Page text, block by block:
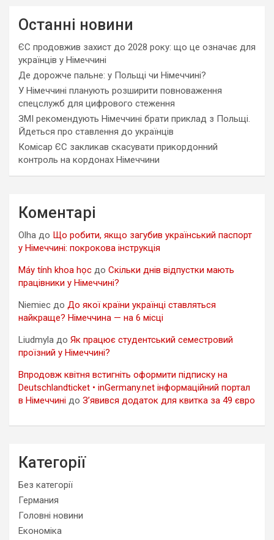
Останні новини
ЄС продовжив захист до 2028 року: що це означає для
українців у Німеччині
Де дорожче пальне: у Польщі чи Німеччині?
У Німеччині планують розширити повноваження
спецслужб для цифрового стеження
ЗМІ рекомендують Німеччині брати приклад з Польщі.
Йдеться про ставлення до українців
Комісар ЄС закликав скасувати прикордонний
контроль на кордонах Німеччини
Коментарі
Olha до Що робити, якщо загубив український паспорт
у Німеччині: покрокова інструкція
Máy tính khoa học до Скільки днів відпустки мають
працівники у Німеччині?
Niemiec до До якої країни українці ставляться
найкраще? Німеччина — на 6 місці
Liudmyla до Як працює студентський семестровий
проїзний у Німеччині?
Впродовж квітня встигніть оформити підписку на
Deutschlandticket • inGermany.net інформаційний портал
в Німеччині до З’явився додаток для квитка за 49 євро
Категорії
Без категорії
Германия
Головні новини
Економіка